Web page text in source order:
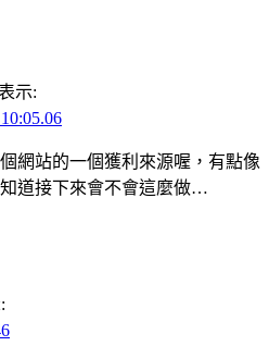
示:
網站的一個獲利來源喔，有點像
道接下來會不會這麼做…